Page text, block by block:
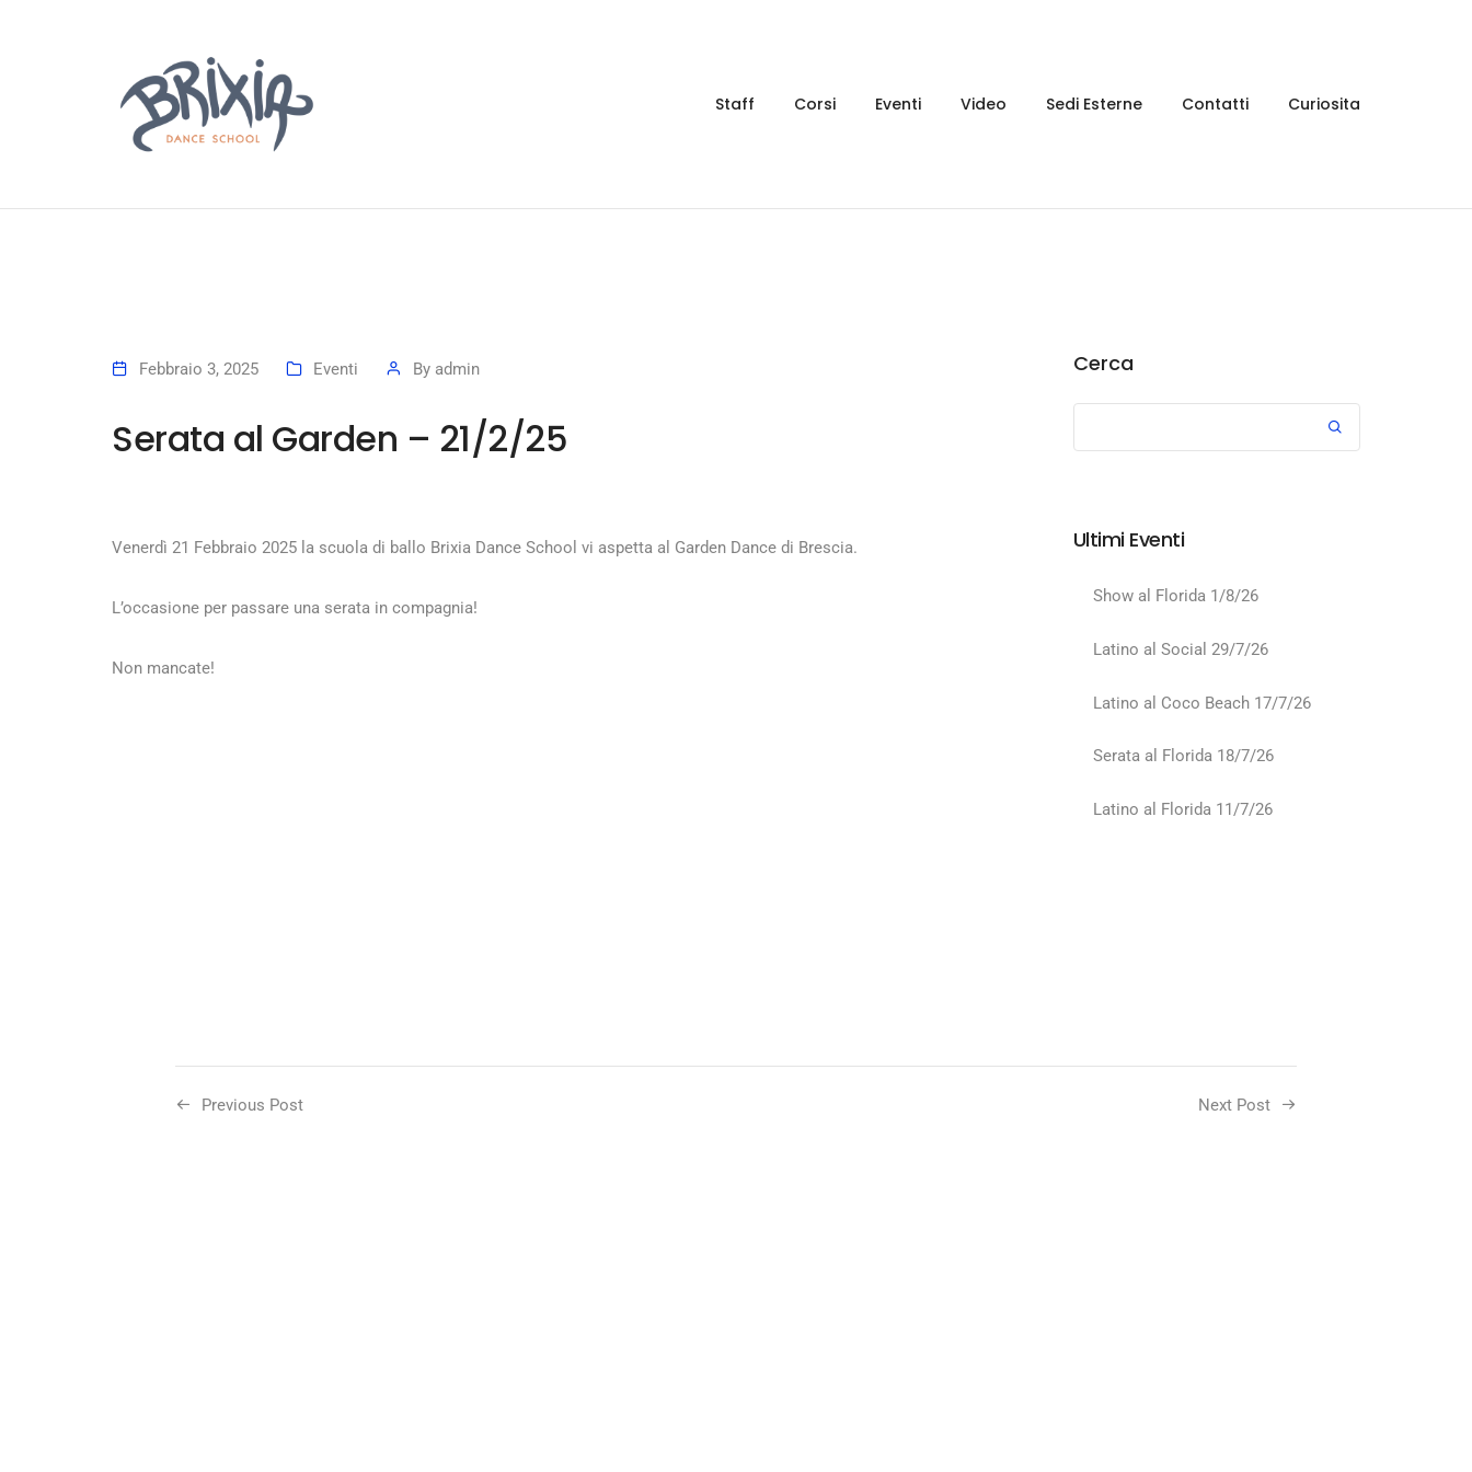
Staff Corsi Eventi Video Sedi Esterne Contatti Curiosita
Febbraio 3, 2025 Eventi By admin
Serata al Garden – 21/2/25
Venerdì 21 Febbraio 2025 la scuola di ballo Brixia Dance School vi aspetta al Garden Dance di Brescia.
L’occasione per passare una serata in compagnia!
Non mancate!
Cerca
Ultimi Eventi
Show al Florida 1/8/26
Latino al Social 29/7/26
Latino al Coco Beach 17/7/26
Serata al Florida 18/7/26
Latino al Florida 11/7/26
Previous Post Next Post